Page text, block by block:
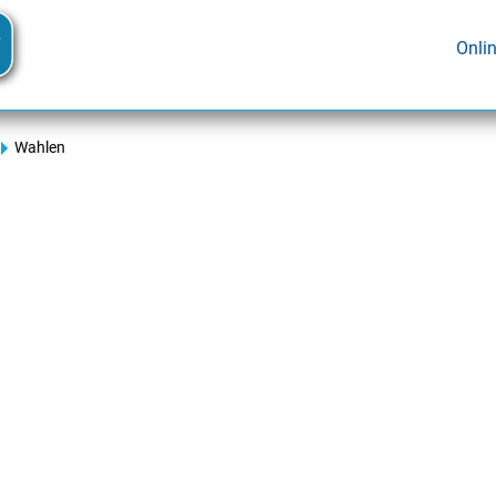
Wahlen